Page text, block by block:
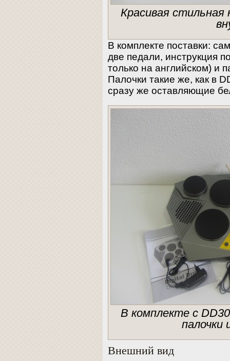
Красивая
В комплекте поставки:
две педали, инструкция
только на английском) и
Палочки такие же, как в
сразу же оставляющие
В комплекте с
палочки
Внешний вид